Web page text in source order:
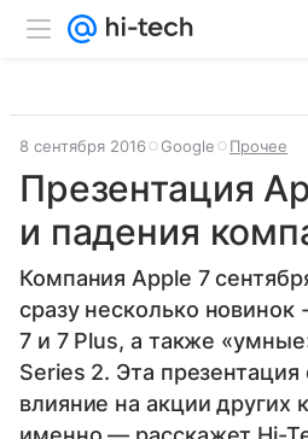
8 сентября 2016 Google Прочее
Презентация
и падения
Компания Apple 7
сразу несколько
7 и 7 Plus, а также
Series 2. Эта
влияние на акции других